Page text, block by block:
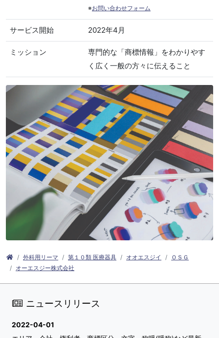
※お問い合わせフォーム
サービス開始 2022年4月
ミッション
専門的な「商標情報」をわかりやす
く広く一般の方々に伝えること
外科用リーマ 第１０類 医療器具 オオエスジイ
ＯＳＧ
オーエスジー株式会社
ニュースリリース
2022-04-01